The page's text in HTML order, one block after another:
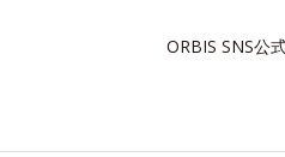
ORBIS SNS公